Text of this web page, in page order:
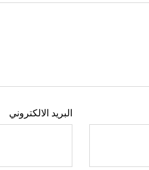
البريد الالكتروني